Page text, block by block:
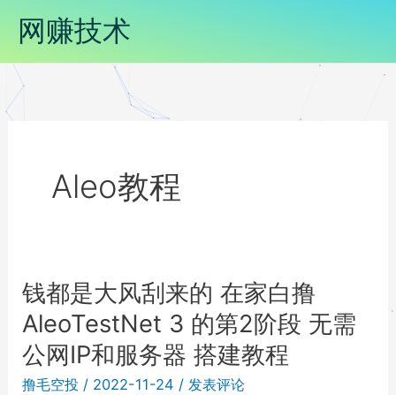
至
内
网赚技术
Aleo教程
钱都是大风刮来的 在家白撸
AleoTestNet 3 的第2阶段 无需
公网IP和服务器 搭建教程
撸毛空投 / 2022-11-24 /发表评论
钱
都
是
大